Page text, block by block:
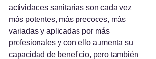
actividades sanitarias son cada vez
más potentes, más precoces, más
variadas y aplicadas por más
profesionales y con ello aumenta su
capacidad de beneficio, pero también